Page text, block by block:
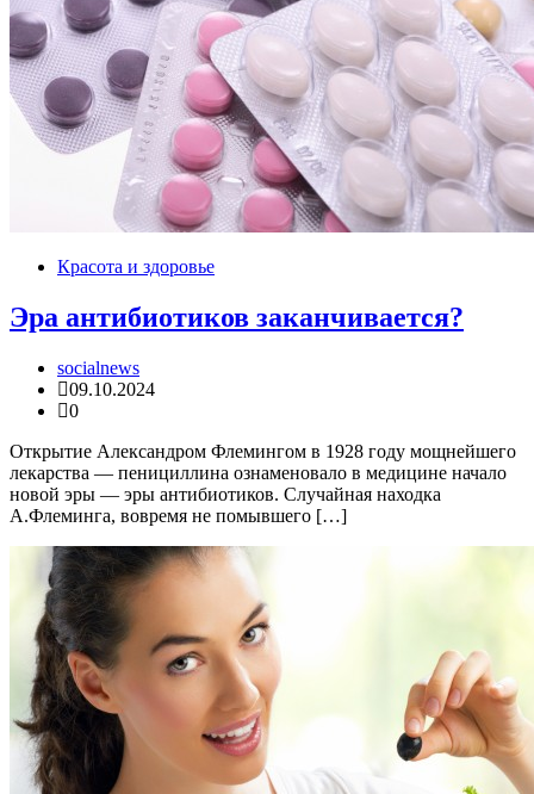
Красота и здоровье
Эра антибиотиков заканчивается?
socialnews
09.10.2024
0
Открытие Александром Флемингом в 1928 году мощнейшего
лекарства — пенициллина ознаменовало в медицине начало
новой эры — эры антибиотиков. Случайная находка
А.Флеминга, вовремя не помывшего […]